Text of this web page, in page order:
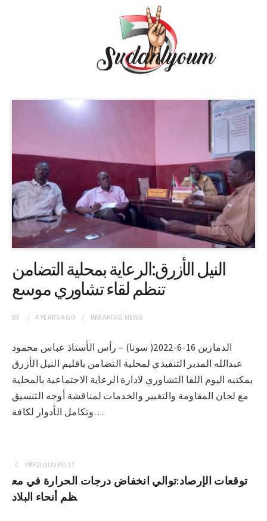
النيل الأزرق:الرعاية بمحلية التضامن
تنظم لقاء تشاوري موسع
BY 4 YEARSAGO BREAKING NEWS
الدمازين 16-6-2022( سونا) – رأس الأستاذ عباس محمود
عبدالله المدير التنفيذي لمحلية التضامن باقليم النيل الأزرق
بمكتبه اليوم اللقا التشاوري لادارة الرعاية الاجتماعية بالمحلية
مع لجان المقاومة والتغيير والخدمات لمناقشة أوجه التنسيق
وتكامل الأدوار لكافة…
PREVIOUS POST
توقعات الإرصاد:توالي انخفاض درجات الحرارة في مع
ظم أنحاء البلاد